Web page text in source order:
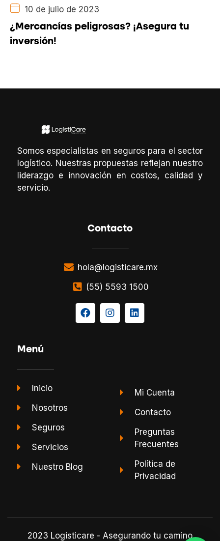
10 de julio de 2023
¿Mercancías peligrosas? ¡Asegura tu
inversión!
Somos especialistas en seguros para el sector
logístico. Nuestras propuestas reflejan nuestro
liderazgo e innovación en costos, calidad y
servicio.
Contacto
hola@logisticare.mx
(55) 5593 1500
Menú
Inicio
Nosotros
Seguros
Servicios
Nuestro Blog
Mi Cuenta
Contacto
Preguntas
Frecuentes
Política de
Privacidad
2023 Logisticare - Asegurando tu camino